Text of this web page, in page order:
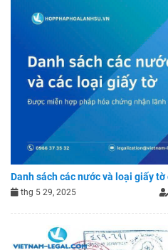
Danh sách các nước và loại giấy
thg 5 29, 2025